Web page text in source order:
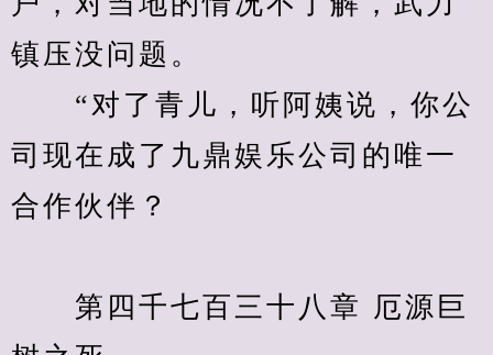
镇压没问题。
“对了青儿，听阿姨说，你公
司现在成了九鼎娱乐公司的唯一
合作伙伴？
第四千七百三十八章 厄源巨